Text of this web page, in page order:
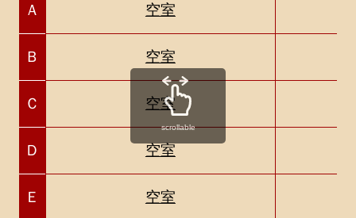
Ａ 空室
Ｂ 空室
Ｃ 空室
Ｄ 空室
Ｅ 空室
scrollable